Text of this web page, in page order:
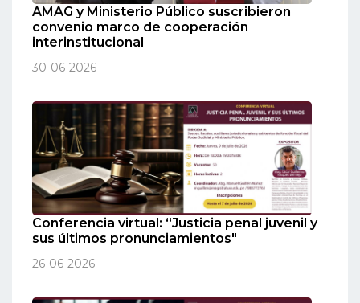
AMAG y Ministerio Público suscribieron
convenio marco de cooperación
interinstitucional
30-06-2026
Conferencia virtual: “Justicia penal juvenil y
sus últimos pronunciamientos"
26-06-2026